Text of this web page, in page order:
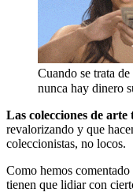
Cuando se trata de
nunca hay dinero
Las colecciones de
revalorizando y que
coleccionistas, no locos.
Como hemos
tienen que lidiar con